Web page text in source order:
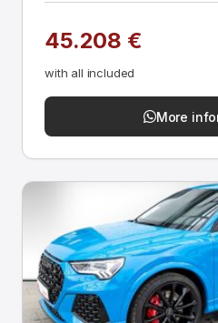
45.208 €
with all included
More